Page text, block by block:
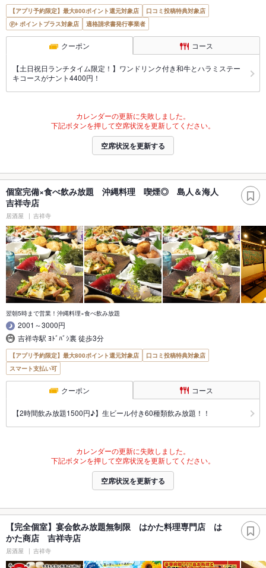
【アプリ予約限定】最大800ポイント還元対象店
口コミ投稿特典対象店
ポイントプラス対象店
適格請求書発行事業者
クーポン コース
【土日祝日ランチタイム限定！】ワンドリンク付き和牛とハラミステー
キコースがナント4400円！
カレンダーの更新に失敗しました。
下記ボタンを押して空席状況を更新してください。
空席状況を更新する
個室完備×食べ飲み放題 沖縄料理 喫煙◎ 島人＆海人
吉祥寺店
居酒屋 吉祥寺
翌朝5時まで営業！沖縄料理×食べ飲み放題
2001～3000円
吉祥寺駅 ﾖﾄﾞﾊﾞｼ裏 徒歩3分
【アプリ予約限定】最大800ポイント還元対象店
口コミ投稿特典対象店
スマート支払い可
クーポン コース
【2時間飲み放題1500円♪】生ビール付き60種類飲み放題！！
カレンダーの更新に失敗しました。
下記ボタンを押して空席状況を更新してください。
空席状況を更新する
【完全個室】宴会飲み放題無制限 はかた料理専門店 は
かた商店 吉祥寺店
居酒屋 吉祥寺